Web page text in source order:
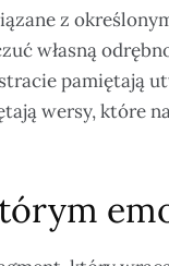
z
własną
pamiętają
wersy, które